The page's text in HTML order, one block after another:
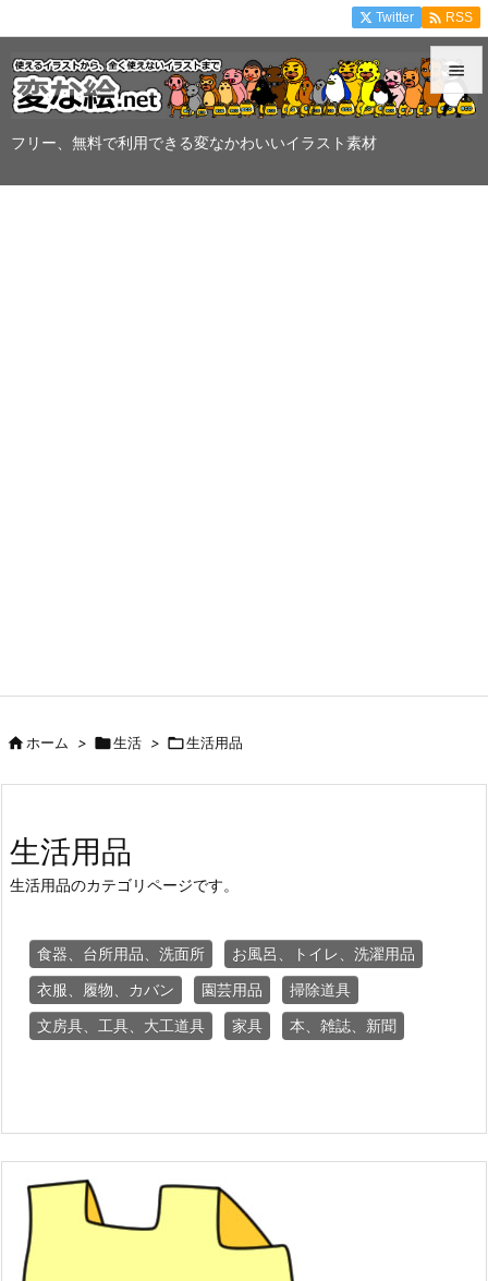
フリー、無料で利用できる変なかわいいイラスト素材


Twitter  RSS
ホーム > 生活 > 生活用品
生活用品
生活用品のカテゴリページです。
食器、台所用品、洗面所
お風呂、トイレ、洗濯用品
衣服、履物、カバン
園芸用品
掃除道具
文房具、工具、大工道具
家具 本、雑誌、新聞